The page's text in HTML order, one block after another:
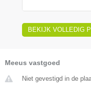
BEKIJK VOLLEDIG
Meeus vastgoed
Niet gevestigd in de